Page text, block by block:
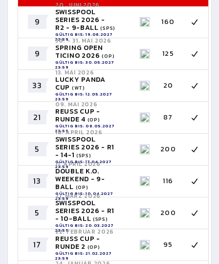
9
20. JUNI 2026
SWISSPOOL
SERIES 2026 -
R2 - 9-BALL(SPS)
GÜLTIG BIS: 19.06.2027
23:59
160
9
30. - 31. MAI 2026
SPRING OPEN
TICINO 2026(OP)
GÜLTIG BIS: 30.05.2027
23:59
125
33
13. MAI 2026
LUCKY PANDA
CUP (WT)
GÜLTIG BIS: 12.05.2027
23:59
20
21
09. MAI 2026
REUSS CUP -
RUNDE 4 (OP)
GÜLTIG BIS: 08.05.2027
23:59
87
5
18. APRIL 2026
SWISSPOOL
SERIES 2026 - R1
- 14-1 (SPS)
GÜLTIG BIS: 17.04.2027
23:59
200
13
11. APRIL 2026
DOUBLE K.O.
WEEKEND - 9-
BALL (OP)
GÜLTIG BIS: 10.04.2027
23:59
116
5
21. MÄRZ 2026
SWISSPOOL
SERIES 2026 - R1
- 10-BALL (SPS)
GÜLTIG BIS: 20.03.2027
23:59
200
17
22. FEBRUAR 2026
REUSS CUP -
RUNDE 2 (OP)
GÜLTIG BIS: 21.02.2027
23:59
95